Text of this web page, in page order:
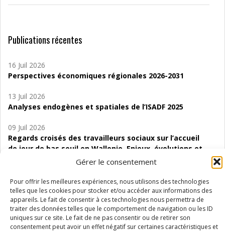
Gérer le consentement
Pour offrir les meilleures expériences, nous utilisons des technologies
telles que les cookies pour stocker et/ou accéder aux informations des
appareils. Le fait de consentir à ces technologies nous permettra de
traiter des données telles que le comportement de navigation ou les ID
uniques sur ce site. Le fait de ne pas consentir ou de retirer son
consentement peut avoir un effet négatif sur certaines caractéristiques et
Publications récentes
16 Juil 2026
Perspectives économiques régionales 2026-2031
13 Juil 2026
Analyses endogènes et spatiales de l’ISADF 2025
09 Juil 2026
Regards croisés des travailleurs sociaux sur l’accueil
de jour de bas seuil en Wallonie. Enjeux, évolutions et
06 Juil 2026
Étude d’évaluabilité des Structures
d’accompagnement à l’autocréation d’emploi (SAACE)
01 Juil 2026